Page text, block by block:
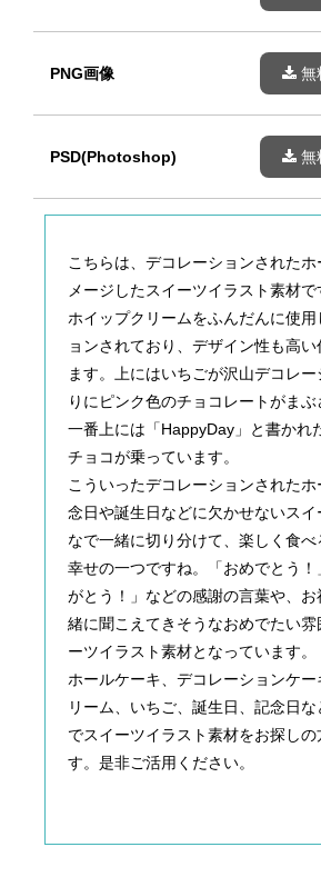
PNG画像 無
PSD(Photoshop) 無
こちらは、デコレーションされたホ
メージしたスイーツイラスト素材で
ホイップクリームをふんだんに使
ョンされており、デザイン性も高
ます。上にはいちごが沢山デコレ
りにピンク色のチョコレートがまぶ
一番上には「HappyDay」と書かれ
チョコが乗っています。
こういったデコレーションされた
念日や誕生日などに欠かせないスイ
なで一緒に切り分けて、楽しく食べ
幸せの一つですね。「おめでとう！
がとう！」などの感謝の言葉や、
緒に聞こえてきそうなおめでたい雰
ーツイラスト素材となっています。
ホールケーキ、デコレーションケー
リーム、いちご、誕生日、記念日
でスイーツイラスト素材をお探し
す。是非ご活用ください。